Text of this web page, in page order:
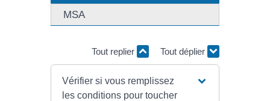
MSA
Tout replier Tout déplier
Vérifier si vous remplissez
les conditions pour toucher